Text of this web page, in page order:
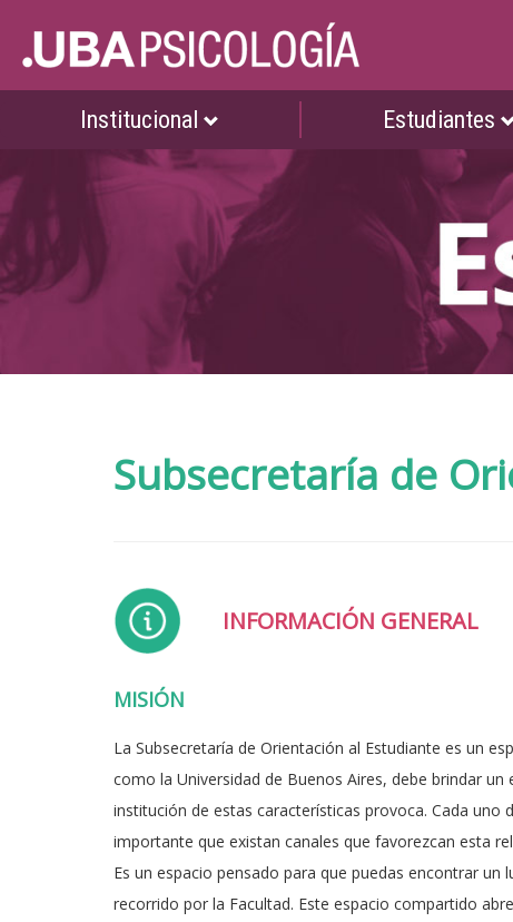
Institucional Estudiantes
Subsecretaría de
INFORMACIÓN GENERAL
MISIÓN
La Subsecretaría de Orientación al Estudiante es un
como la Universidad de Buenos Aires, debe brindar
institución de estas características provoca. Cada
importante que existan canales que favorezcan esta
Es un espacio pensado para que puedas encontrar
recorrido por la Facultad. Este espacio compartido